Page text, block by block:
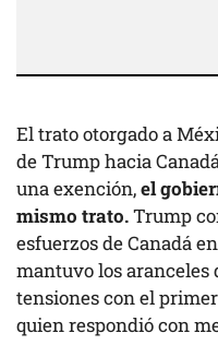
El trato otorgado a
de Trump hacia
una exención,el
mismo trato.Trump
esfuerzos de Canadá
mantuvo los aranceles
tensiones con el
quien respondió con